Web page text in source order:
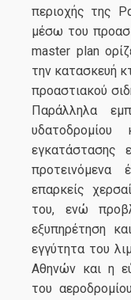
περιοχής της
μέσω του
master plan
την κατασκευή
προαστιακού
Παράλληλα
υδατοδρομίου
εγκατάστασης
προτεινόμενα
επαρκείς
του, ενώ
εξυπηρέτηση
εγγύτητα του
Αθηνών και η
του